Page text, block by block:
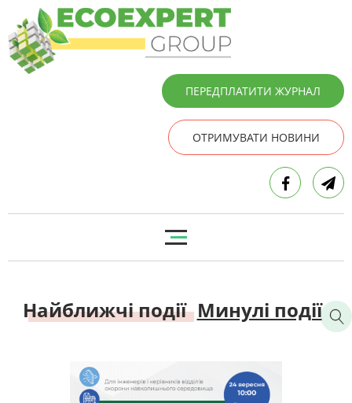
ПЕРЕДПЛАТИТИ ЖУРНАЛ
ОТРИМУВАТИ НОВИНИ
Найближчі події Минулі події